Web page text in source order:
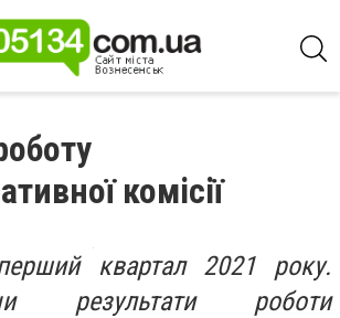
комісії
квартал 2021 року.
результати роботи